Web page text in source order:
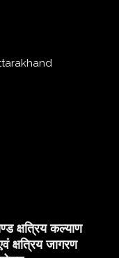
क्षत्रिय कल्याण
क्षत्रिय जागरण